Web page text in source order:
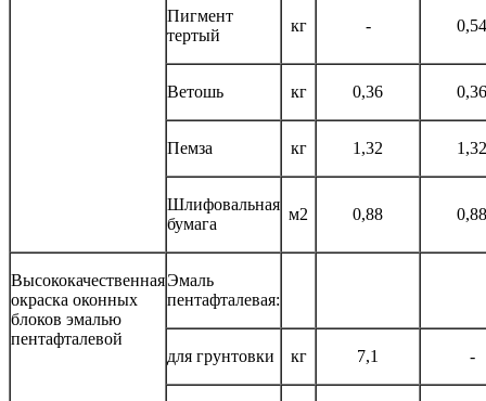
Пигмент
тертый
кг - 0,54
Ветошь кг 0,36 0,36
Пемза кг 1,32 1,32
Шлифовальная
бумага
м2 0,88 0,88
Высококачественная
окраска оконных
блоков эмалью
пентафталевой
Эмаль
пентафталевая:
для грунтовки кг 7,1 -